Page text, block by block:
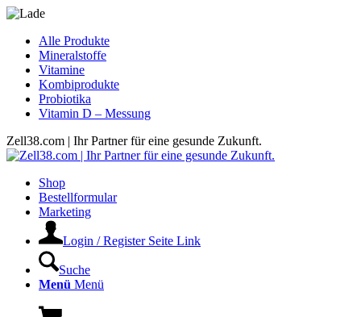
Alle Produkte
Mineralstoffe
Vitamine
Kombiprodukte
Probiotika
Vitamin D – Messung
Zell38.com | Ihr Partner für eine gesunde Zukunft.
Shop
Bestellformular
Marketing
Login / Register Seite Link
Suche
Menü Menü